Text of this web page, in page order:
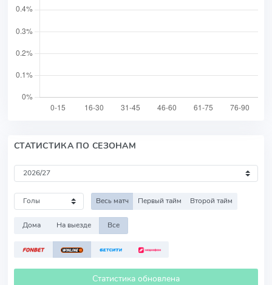
СТАТИСТИКА ПО СЕЗОНАМ
Весь матч Первый тайм Второй тайм
Дома На выезде Все
Статистика обновлена